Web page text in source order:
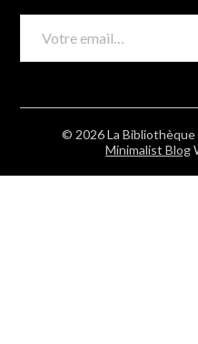
VOTRE EMAIL…
© 2026 La Bibliothèque
Minimalist Blog